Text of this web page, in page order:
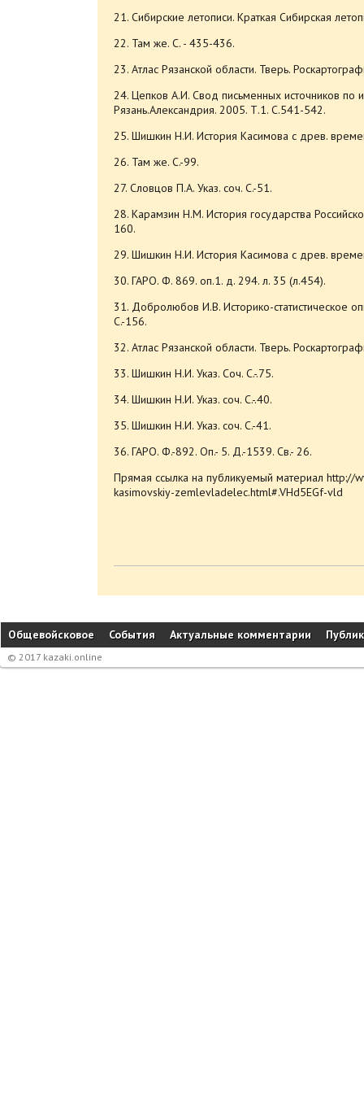
21. Сибирские летописи. Краткая Сибирская
22. Там же. С. - 435-436.
23. Атлас Рязанской области. Тверь.
24. Цепков А.И. Свод письменных источников по
Рязань.Александрия. 2005. Т.1. С.541-542.
25. Шишкин Н.И. История Касимова с древ.
26. Там же. С.-99.
27. Словцов П.А. Указ. соч. С.-51.
28. Карамзин Н.М. История государства
160.
29. Шишкин Н.И. История Касимова с древ.
30. ГАРО. Ф. 869. оп.1. д. 294. л. 35 (л.454).
31. Добролюбов И.В. Историко-статистическое
С.-156.
32. Атлас Рязанской области. Тверь.
33. Шишкин Н.И. Указ. Соч. C.-.75.
34. Шишкин Н.И. Указ. соч. С.-.40.
35. Шишкин Н.И. Указ. соч. С.-41.
36. ГАРО. Ф.-892. Оп.- 5. Д.-1539. Св.- 26.
Прямая ссылка на публикуемый материал
kasimovskiy-zemlevladelec.html#.VHd5EGf-vld
Общевойсковое События Актуальные комментарии
© 2017 kazaki.online